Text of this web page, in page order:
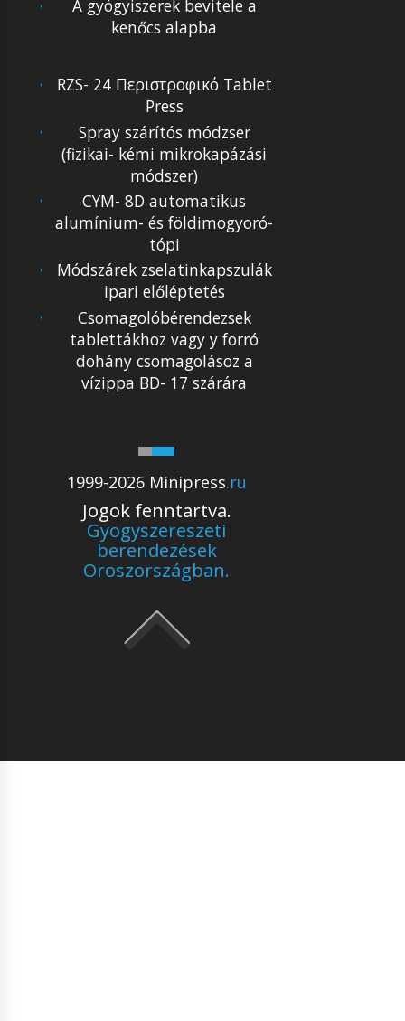
A gyógyiszerek bevitele a
kenőcs alapba
1999-2026 Minipress.ru
Jogok fenntartva.
Gyogyszereszeti
berendezések
Oroszországban.
RZS- 24 Περιστροφικό Tablet
Press
Spray szárítós módzser
(fizikai- kémi mikrokapázási
módszer)
CYM- 8D automatikus
alumínium- és földimogyoró-
tópi
Módszárek zselatinkapszulák
ipari előléptetés
Csomagolóbérendezsek
tablettákhoz vagy y forró
dohány csomagolásoz a
vízippa BD- 17 szárára